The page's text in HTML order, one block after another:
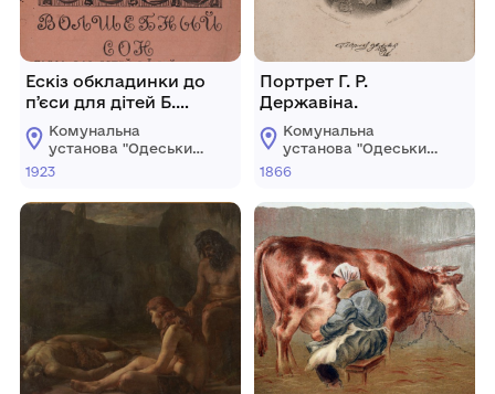
Ескіз обкладинки до
пʼєси для дітей Б.
Смирнова «Чарівний
сон».
Комунальна
установа "Одеський
національний
1923
Портрет Г. Р.
Державіна.
Комунальна
установа "Одеський
національний
1866